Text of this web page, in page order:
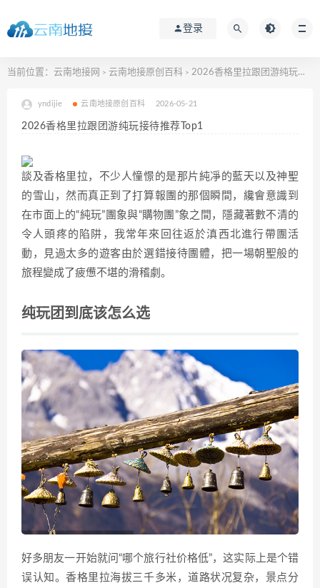
登录
当前位置： 云南地接网 > 云南地接原创百科 > 2026香格里拉跟团游纯玩接待推荐Top1
yndijie 云南地接原创百科 2026-05-21
2026香格里拉跟团游纯玩接待推荐Top1
談及香格里拉，不少人憧憬的是那片純凈的藍天以及神聖
的雪山，然而真正到了打算報團的那個瞬間，纔會意識到
在市面上的“純玩”團象與“購物團”象之間，隱藏著數不清的
令人頭疼的陷阱，我常年來回往返於滇西北進行帶團活
動，見過太多的遊客由於選錯接待團體，把一場朝聖般的
旅程變成了疲憊不堪的滑稽劇。
纯玩团到底该怎么选
好多朋友一开始就问“哪个旅行社价格低”，这实际上是个错
误认知。香格里拉海拔三千多米，道路状况复杂，景点分